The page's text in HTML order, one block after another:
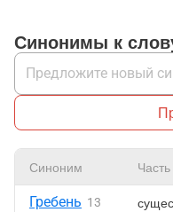
Синонимы к
Синоним
Гребень 13